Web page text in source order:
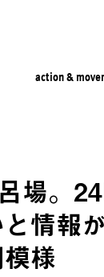
action &
場。
情報
様